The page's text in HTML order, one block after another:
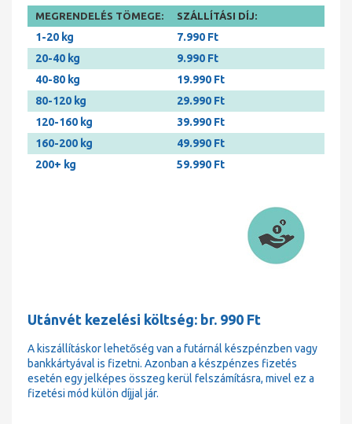
MEGRENDELÉS TÖMEGE: SZÁLLÍTÁSI DÍJ:
1-20 kg
7.990 Ft
20-40 kg
9.990 Ft
40-80 kg
19.990 Ft
80-120 kg
29.990 Ft
120-160 kg
39.990 Ft
160-200 kg
49.990 Ft
200+ kg
59.990 Ft
Utánvét kezelési költség: br. 990 Ft
A kiszállításkor lehetőség van a futárnál készpénzben vagy
bankkártyával is fizetni. Azonban a készpénzes fizetés
esetén egy jelképes összeg kerül felszámításra, mivel ez a
fizetési mód külön díjjal jár.